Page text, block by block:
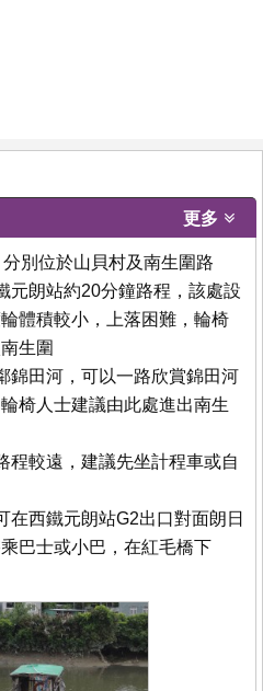
更多
別位於山貝村及南生圍路
元朗站約20分鐘路程，該處設
體積較小，上落困難，輪椅
生圍
錦田河，可以一路欣賞錦田河
椅人士建議由此處進出南生
程較遠，建議先坐計程車或自
在西鐵元朗站G2出口對面朗日
巴士或小巴，在紅毛橋下